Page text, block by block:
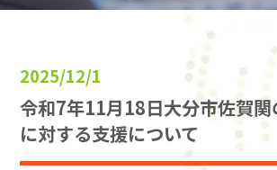
2025/12/1
令和7年11月18日大分市佐賀
に対する支援について